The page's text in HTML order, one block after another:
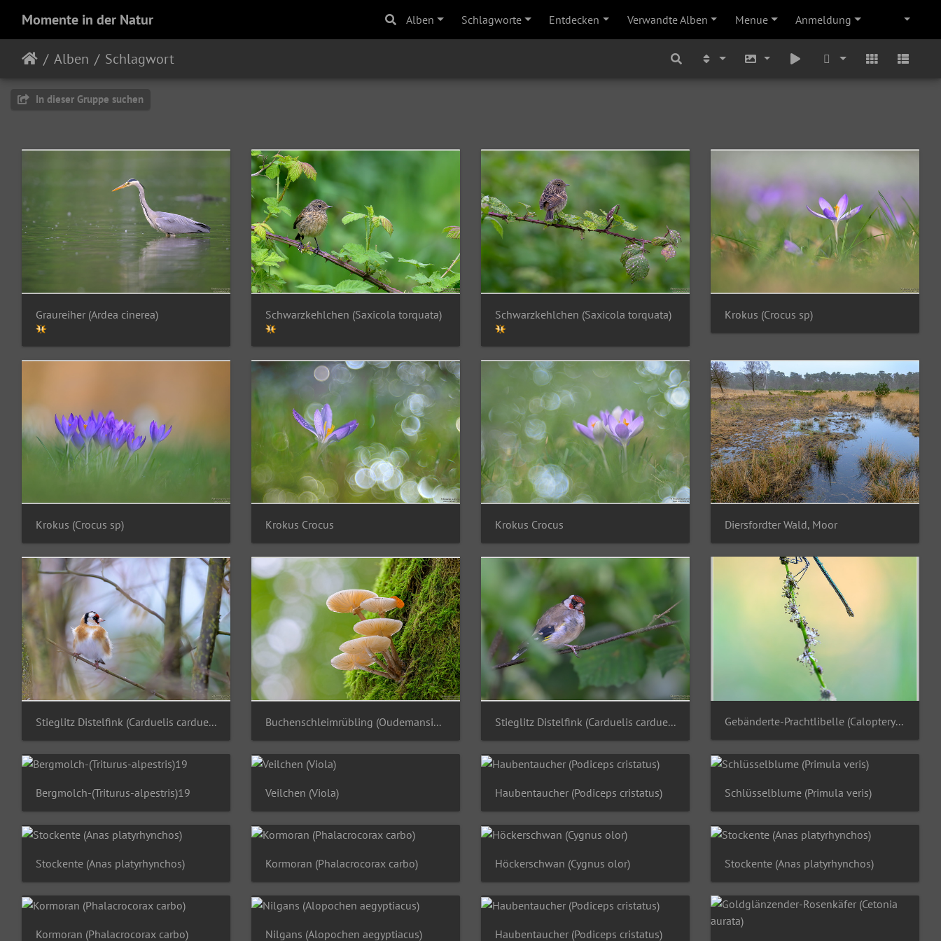
Momente in der Natur Alben Schlagworte Entdecken Verwandte Alben Menue Anmeldung
Alben Schlagwort
In dieser Gruppe suchen
Graureiher (Ardea cinerea) Schwarzkehlchen (Saxicola torquata) Schwarzkehlchen (Saxicola torquata) Krokus (Crocus sp)
Krokus (Crocus sp) Krokus Crocus Krokus Crocus Diersfordter Wald, Moor
Stieglitz Distelfink (Carduelis carduelis) Buchenschleimrübling (Oudemansiella mucida) Stieglitz Distelfink (Carduelis carduelis) Gebänderte-Prachtlibelle (Calopteryx splendens)
Bergmolch-(Triturus-alpestris)19 Veilchen (Viola) Haubentaucher (Podiceps cristatus) Schlüsselblume (Primula veris)
Stockente (Anas platyrhynchos) Kormoran (Phalacrocorax carbo) Höckerschwan (Cygnus olor) Stockente (Anas platyrhynchos)
Kormoran (Phalacrocorax carbo) Nilgans (Alopochen aegyptiacus) Haubentaucher (Podiceps cristatus)